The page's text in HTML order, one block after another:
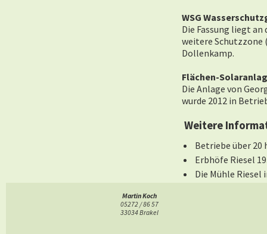
WSG
Die Fassung liegt
weitere Schutzzone
Dollenkamp.
Flächen-
Die Anlage von
wurde 2012 in
Weitere
Betriebe über 20
Erbhöfe Riesel
Die Mühle Riesel
Martin Koch
05272 / 86 57
33034 Brakel